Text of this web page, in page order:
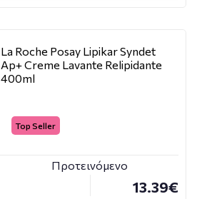
La Roche Posay Lipikar Syndet
Ap+ Creme Lavante Relipidante
400ml
Top Seller
Προτεινόμενο
13.39€